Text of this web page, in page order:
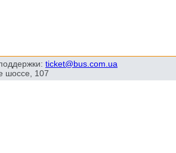
ticket@bus.com.ua
шоссе, 107